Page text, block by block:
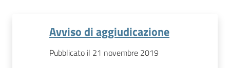
Avviso di aggiudicazione
Pubblicato il 21 novembre 2019